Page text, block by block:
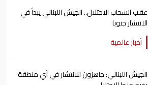
عقب انسحاب الاحتلال.. الجيش اللبناني يبدأ في
الانتشار جنوبا
أخبار عالمية
الجيش اللبناني: جاهزون للانتشار في أي منطقة